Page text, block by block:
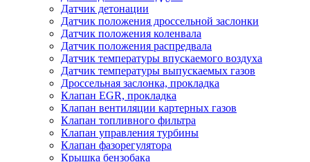
Датчик детонации
Датчик положения дроссельной заслонки
Датчик положения коленвала
Датчик положения распредвала
Датчик температуры впускаемого воздуха
Датчик температуры выпускаемых газов
Дроссельная заслонка, прокладка
Клапан EGR, прокладка
Клапан вентиляции картерных газов
Клапан топливного фильтра
Клапан управления турбины
Клапан фазорегулятора
Крышка бензобака